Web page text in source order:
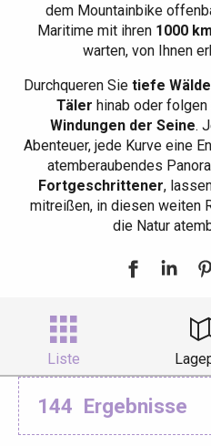
dem Mountainbike
Maritime mit ihren 1000
warten, von Ihnen
Durchqueren Sie tiefe
Täler hinab oder folgen
Windungen der Seine.
Abenteuer, jede Kurve eine
atemberaubendes
Fortgeschrittener,
mitreißen, in diesen weiten
die Natur
Liste
144 Ergebnisse